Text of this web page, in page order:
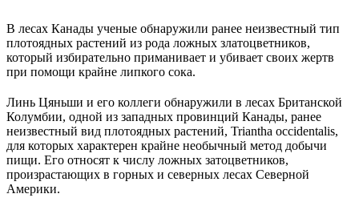
В лесах Канады ученые обнаружили ранее неизвестный тип
плотоядных растений из рода ложных златоцветников,
который избирательно приманивает и убивает своих жертв
при помощи крайне липкого сока.
Линь Цяньши и его коллеги обнаружили в лесах Британской
Колумбии, одной из западных провинций Канады, ранее
неизвестный вид плотоядных растений, Triantha occidentalis,
для которых характерен крайне необычный метод добычи
пищи. Его относят к числу ложных затоцветников,
произрастающих в горных и северных лесах Северной
Америки.